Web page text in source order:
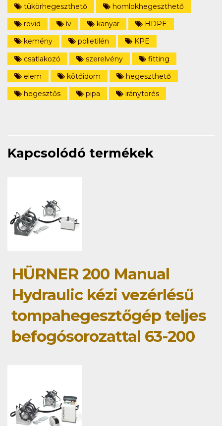
tükörhegeszthető
homlokhegeszthető
rövid
ív kanyar
HDPE
kemény
polietilén
KPE
csatlakozó
szerelvény
fitting
elem
kötőidom
hegeszthető
hegesztős
pipa iránytörés
Kapcsolódó termékek
HÜRNER 200 Manual
Hydraulic kézi vezérlésű
tompahegesztőgép teljes
befogósorozattal 63-200